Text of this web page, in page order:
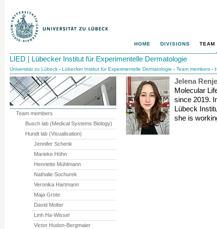
HOME DIVISIONS TEAM
LIED | Lübecker Institut für Experimentelle Dermatologie
Universität zu Lübeck - Lübecker Institut für Experimentelle Dermatologie - Team members -
Jelena Renje
Molecular
since 2019.
Lübeck
she is
Team members
Busch lab (Medical Systems Biology)
Hundt lab (Visualisation)
Jennifer Schenk
Marieke Höhn
Henriette Mühlmann
Nathalie Sochurek
Veronika Hartmann
Maja Grote
David Molter
Linh Ha-Wissel
Victor Hudon-Bergmaier